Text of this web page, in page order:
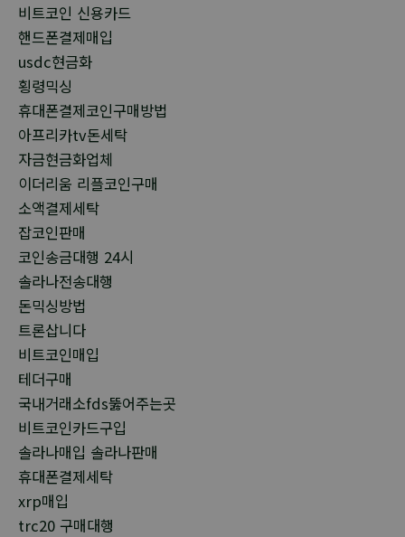
비트코인 신용카드
핸드폰결제매입
usdc현금화
횡령믹싱
휴대폰결제코인구매방법
아프리카tv돈세탁
자금현금화업체
이더리움 리플코인구매
소액결제세탁
잡코인판매
코인송금대행 24시
솔라나전송대행
돈믹싱방법
트론삽니다
비트코인매입
테더구매
국내거래소fds뚫어주는곳
비트코인카드구입
솔라나매입 솔라나판매
휴대폰결제세탁
xrp매입
trc20 구매대행